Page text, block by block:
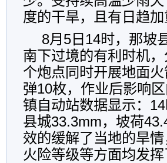
度的干旱，且有日趋加
8月5日14时，那坡
南下过境的有利时机
个炮点同时开展地面
弹10枚，作业后影响
镇自动站数据显示：
县城33.3mm，坡荷
效的缓解了当地的旱
火险等级等方面均发